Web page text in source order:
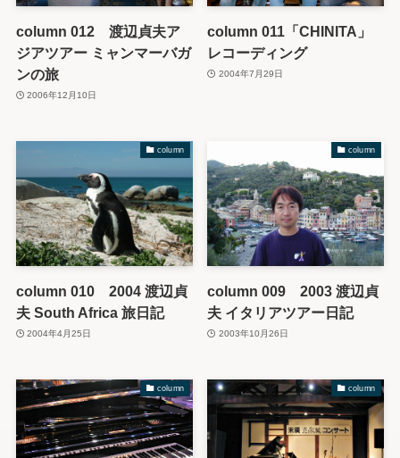
column 012 渡辺貞夫ア
ジアツアー ミャンマーバガ
ンの旅
2006年12月10日
column 011「CHINITA」
レコーディング
2004年7月29日
column
column 010 2004 渡辺貞
夫 South Africa 旅日記
2004年4月25日
column
column 009 2003 渡辺貞
夫 イタリアツアー日記
2003年10月26日
column column